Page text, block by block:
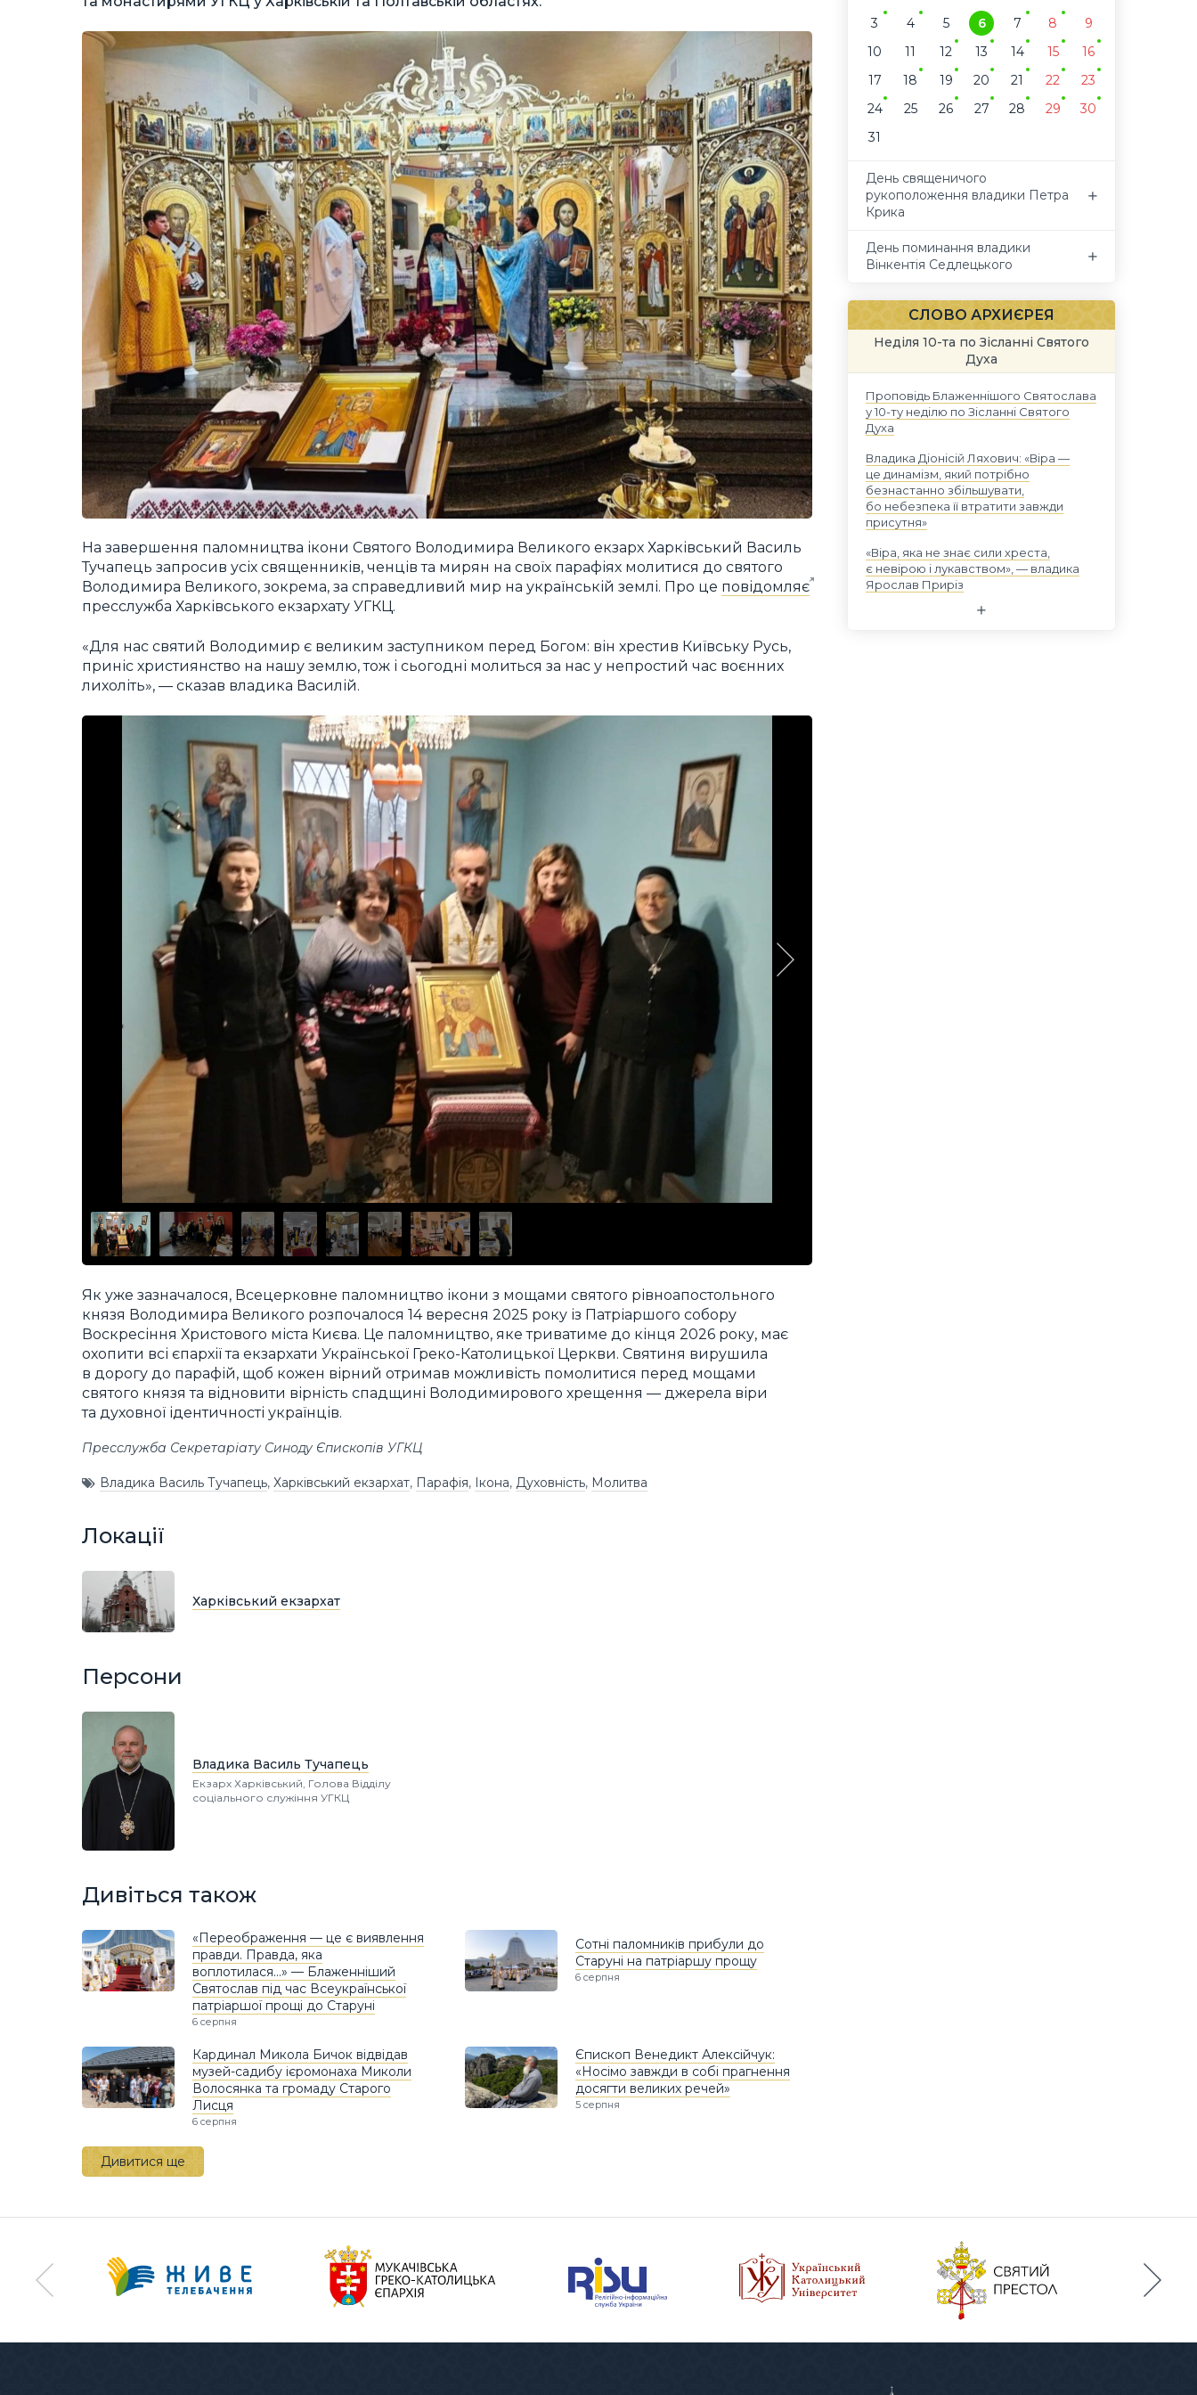
На завершення паломництва ікони Святого Володимира Великого екзарх Харківський Василь
Тучапець запросив усіх священників, ченців та мирян на своїх парафіях молитися до святого
Володимира Великого, зокрема, за справедливий мир на українській землі. Про це повідомляє
пресслужба Харківського екзархату УГКЦ.
«Для нас святий Володимир є великим заступником перед Богом: він хрестив Київську Русь,
приніс християнство на нашу землю, тож і сьогодні молиться за нас у непростий час воєнних
лихоліть», — сказав владика Василій.
Як уже зазначалося, Всецерковне паломництво ікони з мощами святого рівноапостольного
князя Володимира Великого розпочалося 14 вересня 2025 року із Патріаршого собору
Воскресіння Христового міста Києва. Це паломництво, яке триватиме до кінця 2026 року, має
охопити всі єпархії та екзархати Української Греко-Католицької Церкви. Святиня вирушила
в дорогу до парафій, щоб кожен вірний отримав можливість помолитися перед мощами
святого князя та відновити вірність спадщині Володимирового хрещення — джерела віри
та духовної ідентичності українців.
Пресслужба Секретаріату Синоду Єпископів УГКЦ
Владика Василь Тучапець, Харківський екзархат, Парафія, Ікона, Духовність, Молитва
Локації
Харківський екзархат
Персони
Владика Василь Тучапець
Екзарх Харківський, Голова Відділу
соціального служіння УГКЦ
Дивіться також
«Переображення — це є виявлення
правди. Правда, яка
воплотилася…» — Блаженніший
Святослав під час Всеукраїнської
патріаршої прощі до Старуні
6 серпня
Сотні паломників прибули до
Старуні на патріаршу прощу
6 серпня
Кардинал Микола Бичок відвідав
музей-садибу ієромонаха Миколи
Волосянка та громаду Старого
Лисця
6 серпня
Єпископ Венедикт Алексійчук:
«Носімо завжди в собі прагнення
досягти великих речей»
5 серпня
Дивитися ще
3
4 5 6 7 8
9
10
11 12 13 14 15
16
17
18 19 20 21 22
23
24
25 26 27 28 29
30
31
День священичого
рукоположення владики Петра
Крика
День поминання владики
Вінкентія Седлецького
СЛОВО АРХИЄРЕЯ
Неділя 10-та по Зісланні Святого
Духа
Проповідь Блаженнішого Святослава
у 10-ту неділю по Зісланні Святого
Духа
Владика Діонісій Ляхович: «Віра —
це динамізм, який потрібно
безнастанно збільшувати,
бо небезпека її втратити завжди
присутня»
«Віра, яка не знає сили хреста,
є невірою і лукавством», — владика
Ярослав Приріз